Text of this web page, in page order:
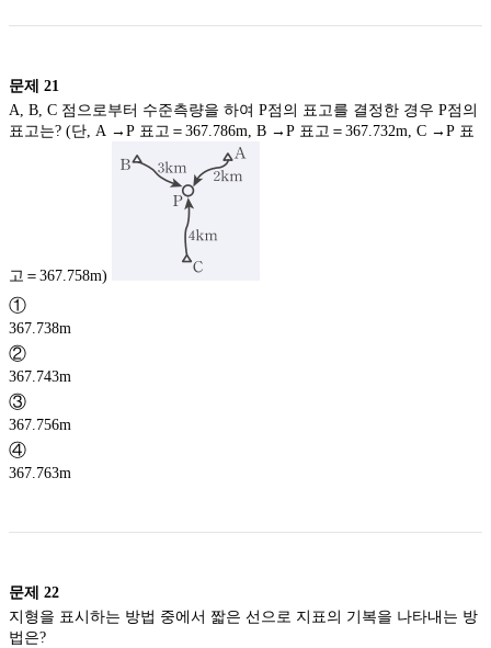
}
}
문제 21
A, B, C 점으로부터 수준측량을 하여 P점의 표고를 결정한 경우 P점의
표고는? (단, A →P 표고＝367.786m, B →P 표고＝367.732m, C →P 표
고＝367.758m)
①
367.738m
②
367.743m
③
367.756m
④
367.763m
문제 22
지형을 표시하는 방법 중에서 짧은 선으로 지표의 기복을 나타내는 방
법은?